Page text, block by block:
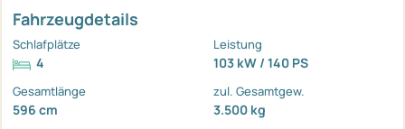
Fahrzeugdetails
Schlafplätze
4
Leistung
103 kW / 140 PS
Gesamtlänge
596 cm
zul. Gesamtgew.
3.500 kg